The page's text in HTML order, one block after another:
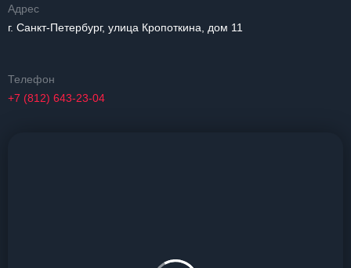
Адрес
г. Санкт-Петербург, улица Кропоткина, дом 11
Телефон
+7 (812) 643-23-04